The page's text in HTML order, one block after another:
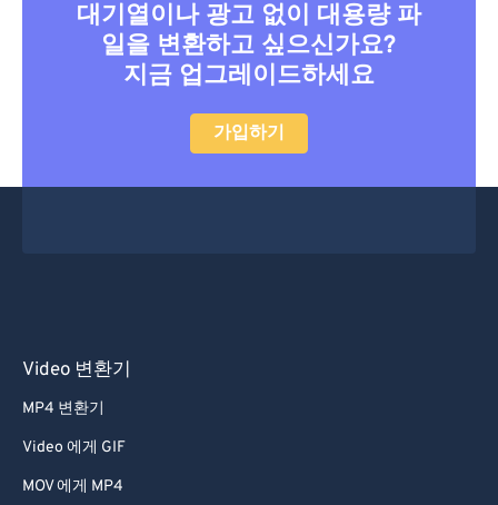
대기열이나 광고 없이 대용량 파
일을 변환하고 싶으신가요?
지금 업그레이드하세요
가입하기
Video 변환기
MP4 변환기
Video 에게 GIF
MOV 에게 MP4